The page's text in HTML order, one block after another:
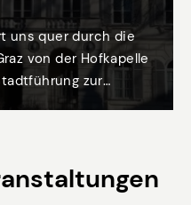
uns quer durch die
von der Hofkapelle
zur
mit Klaudia Kurta